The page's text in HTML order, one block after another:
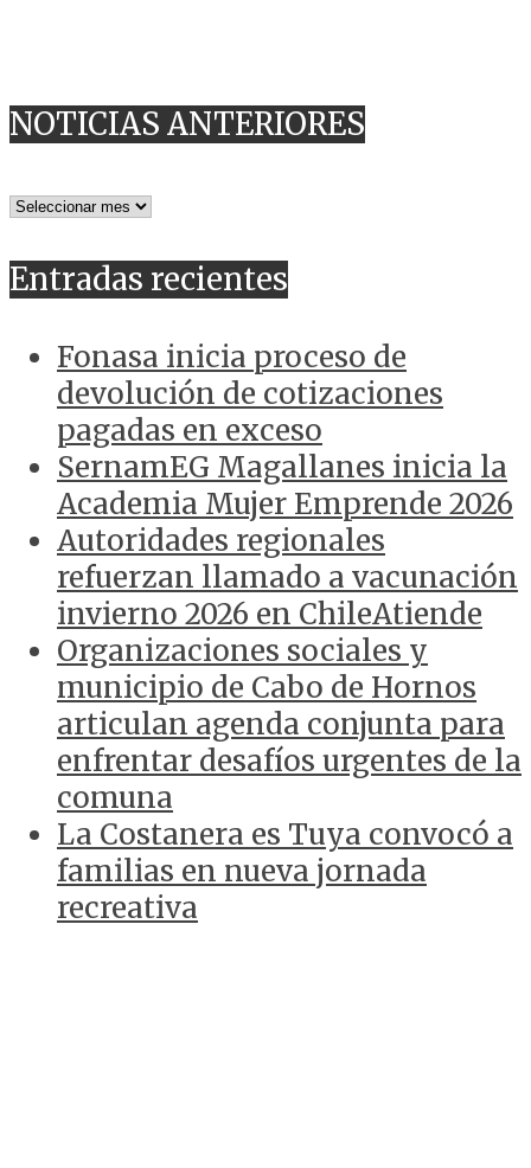
NOTICIAS ANTERIORES
NOTICIAS
Entradas recientes
Fonasa inicia proceso de
devolución de cotizaciones
pagadas en exceso
SernamEG Magallanes inicia la
Academia Mujer Emprende 2026
Autoridades regionales
refuerzan llamado a vacunación
invierno 2026 en ChileAtiende
Organizaciones sociales y
municipio de Cabo de Hornos
articulan agenda conjunta para
enfrentar desafíos urgentes de la
comuna
La Costanera es Tuya convocó a
familias en nueva jornada
recreativa